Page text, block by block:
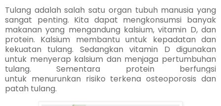
Tulang adalah salah satu organ tubuh manusia yang
sangat penting. Kita dapat mengkonsumsi banyak
makanan yang mengandung kalsium, vitamin D, dan
protein. Kalsium membantu untuk kepadatan dan
kekuatan tulang. Sedangkan vitamin D digunakan
untuk menyerap kalsium dan menjaga pertumbuhan
tulang. Sementara protein berfungsi
untuk menurunkan risiko terkena osteoporosis dan
patah tulang.